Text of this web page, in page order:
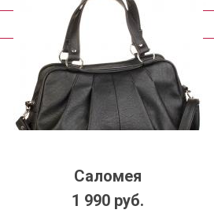
Подробнее
Саломея
1 990 руб.